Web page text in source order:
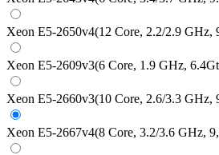
Xeon E5-2650v4(12 Core, 2.2/2.9 GHz,
Xeon E5-2609v3(6 Core, 1.9 GHz,
Xeon E5-2660v3(10 Core, 2.6/3.3 GHz,
Xeon E5-2667v4(8 Core, 3.2/3.6 GHz,